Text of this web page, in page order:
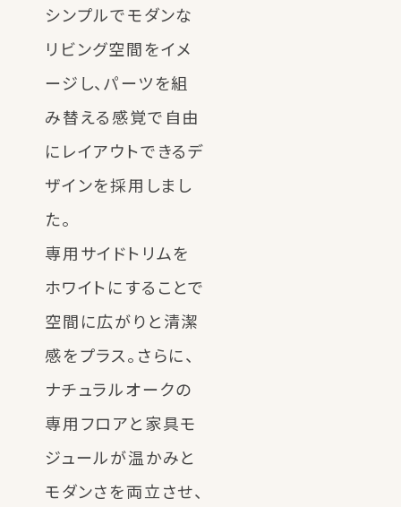
シンプルでモダンな
リビング空間をイメ
ージし、パーツを組
み替える感覚で自由
にレイアウトできるデ
ザインを採用しまし
た。
専用サイドトリムを
ホワイトにすることで
空間に広がりと清潔
感をプラス。さらに、
ナチュラルオークの
専用フロアと家具モ
ジュールが温かみと
モダンさを両立させ、